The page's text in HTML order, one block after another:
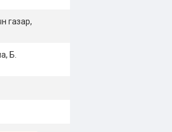
газар,
Б.